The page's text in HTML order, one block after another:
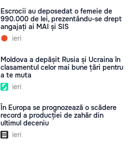
Escrocii au deposedat o femeie de
990.000 de lei, prezentându-se drept
angajați ai MAI și SIS
ieri
Moldova a depășit Rusia și Ucraina în
clasamentul celor mai bune țări pentru
a te muta
ieri
În Europa se prognozează o scădere
record a producției de zahăr din
ultimul deceniu
ieri